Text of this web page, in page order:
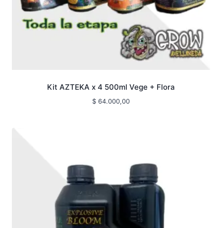
Kit AZTEKA x 4 500ml Vege + Flora
$ 64.000,00